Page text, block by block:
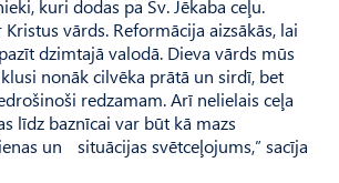
kuri dodas pa Sv. Jēkaba ceļu.
Kristus vārds. Reformācija aizsākās, lai
dzimtajā valodā. Dieva vārds mūs
nonāk cilvēka prātā un sirdī, bet
redzamam. Arī nelielais ceļa
līdz baznīcai var būt kā mazs
un situācijas svētceļojums,” sacīja